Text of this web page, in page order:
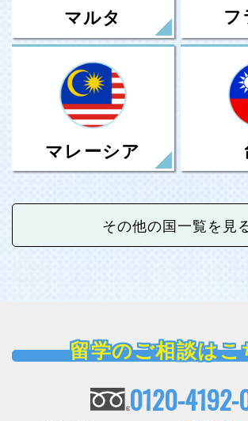
マルタ フ
マレーシア
その他の国一覧を見
留学のご相談はこ
0120-4192-